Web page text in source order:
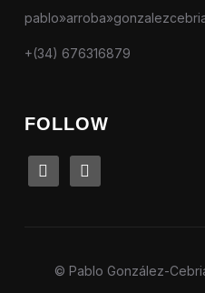
+(34) 676316879
FOLLOW
linkedin instagram
© Pablo González-